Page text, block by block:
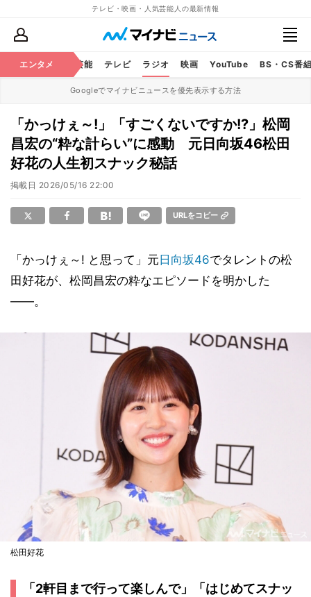
テレビ・映画・人気芸能人の最新情報
エンタメ 芸能 テレビ ラジオ 映画 YouTube BS・CS番
Googleでマイナビニュースを優先表示する方法
「かっけぇ～!」「すごくないですか!?」松岡
昌宏の“粋な計らい”に感動 元日向坂46松田
好花の人生初スナック秘話
掲載日 2026/05/16 22:00
URLをコピー
「かっけぇ～! と思って」元 日向坂46でタレントの松
田好花が、松岡昌宏の粋なエピソードを明かした
――。
松田好花
「2軒目まで行って楽しんで」「はじめてスナッ